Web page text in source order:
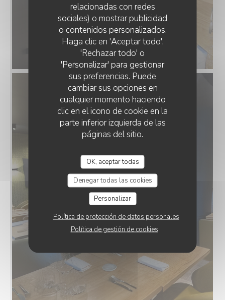
relacionadas con redes
sociales) o mostrar publicidad
o contenidos personalizados.
Haga clic en 'Aceptar todo',
'Rechazar todo' o
'Personalizar' para gestionar
sus preferencias. Puede
cambiar sus opciones en
cualquier momento haciendo
clic en el icono de cookie en la
parte inferior izquierda de las
páginas del sitio.
OK, aceptar todas
Denegar todas las cookies
Personalizar
Política de protección de datos personales
Política de gestión de cookies